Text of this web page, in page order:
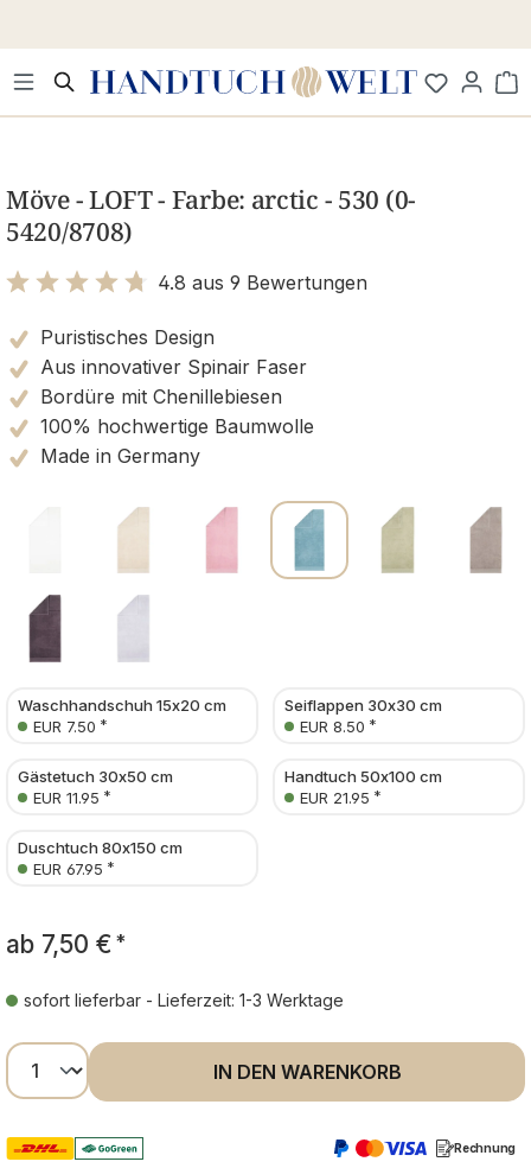
Möve - LOFT - Farbe: arctic - 530 (0-
5420/8708)
4.8 aus 9 Bewertungen
Puristisches Design
Aus innovativer Spinair Faser
Bordüre mit Chenillebiesen
100% hochwertige Baumwolle
Made in Germany
Waschhandschuh 15x20 cm
EUR 7.50 *
Seiflappen 30x30 cm
EUR 8.50 *
Gästetuch 30x50 cm
EUR 11.95 *
Handtuch 50x100 cm
EUR 21.95 *
Duschtuch 80x150 cm
EUR 67.95 *
ab 7,50 € *
sofort lieferbar - Lieferzeit: 1-3 Werktage
Produkt Anzahl: Gib den gewünschten
IN DEN WARENKORB
Rechnung